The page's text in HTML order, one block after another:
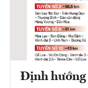
Định hướng